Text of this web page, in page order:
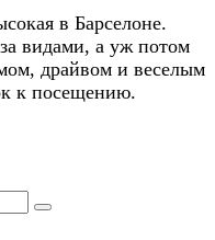
в Барселоне.
видами, а уж потом
драйвом и веселым
к посещению.